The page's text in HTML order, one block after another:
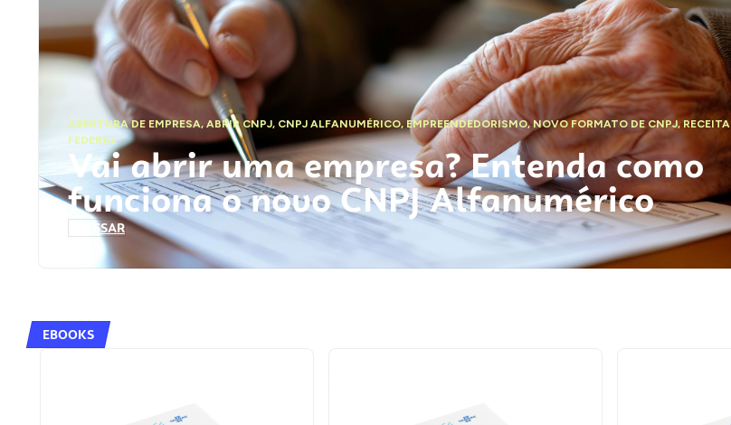
ABERTURA DE EMPRESA,ABRIR CNPJ, CNPJ ALFANUMÉRICO, EMPREENDEDORISMO,NOVO FORMATO DE CNPJ,RECEITA
FEDERAL
Vai abrir uma empresa? Entenda como
funciona o novo CNPJ Alfanumérico
ACESSAR
EBOOKS